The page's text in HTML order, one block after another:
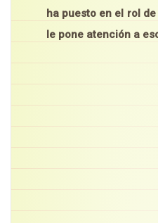
ha puesto en el rol
le pone atención a